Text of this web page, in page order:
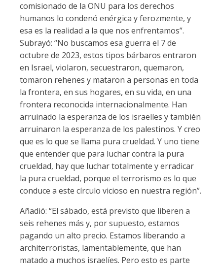
comisionado de la ONU para los derechos
humanos lo condenó enérgica y ferozmente, y
esa es la realidad a la que nos enfrentamos”.
Subrayó: “No buscamos esa guerra el 7 de
octubre de 2023, estos tipos bárbaros entraron
en Israel, violaron, secuestraron, quemaron,
tomaron rehenes y mataron a personas en toda
la frontera, en sus hogares, en su vida, en una
frontera reconocida internacionalmente. Han
arruinado la esperanza de los israelíes y también
arruinaron la esperanza de los palestinos. Y creo
que es lo que se llama pura crueldad. Y uno tiene
que entender que para luchar contra la pura
crueldad, hay que luchar totalmente y erradicar
la pura crueldad, porque el terrorismo es lo que
conduce a este círculo vicioso en nuestra región”.
Añadió: “El sábado, está previsto que liberen a
seis rehenes más y, por supuesto, estamos
pagando un alto precio. Estamos liberando a
architerroristas, lamentablemente, que han
matado a muchos israelíes. Pero esto es parte